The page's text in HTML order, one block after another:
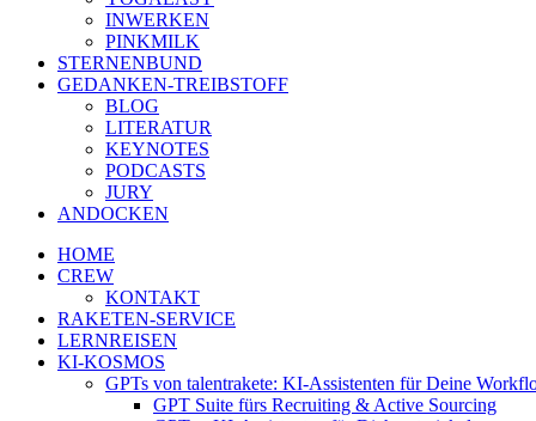
INWERKEN
PINKMILK
STERNENBUND
GEDANKEN-TREIBSTOFF
BLOG
LITERATUR
KEYNOTES
PODCASTS
JURY
ANDOCKEN
HOME
CREW
KONTAKT
RAKETEN-SERVICE
LERNREISEN
KI-KOSMOS
GPTs von talentrakete: KI-Assistenten für Deine
GPT Suite fürs Recruiting & Active Sourcing